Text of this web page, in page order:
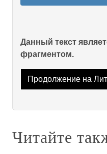
Данный текст
фрагментом.
Продолжение на
Читайте